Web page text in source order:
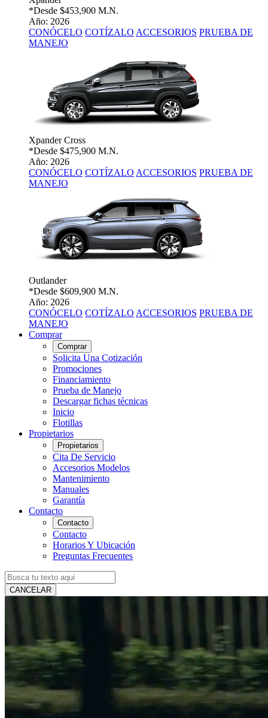
*Desde $453,900 M.N.
Año: 2026
CONÓCELO COTÍZALO ACCESORIOS PRUEBA DE
MANEJO
Xpander Cross
*Desde $475,900 M.N.
Año: 2026
CONÓCELO COTÍZALO ACCESORIOS PRUEBA DE
MANEJO
Outlander
*Desde $609,900 M.N.
Año: 2026
CONÓCELO COTÍZALO ACCESORIOS PRUEBA DE
MANEJO
Comprar
Comprar
Solicita Una Cotización
Promociones
Financiamiento
Prueba de Manejo
Descargar fichas técnicas
Inicio
Flotillas
Propietarios
Propietarios
Cita De Servicio
Accesorios Modelos
Mantenimiento
Manuales
Garantía
Contacto
Contacto
Contacto
Horarios Y Ubicación
Preguntas Frecuentes
CANCELAR